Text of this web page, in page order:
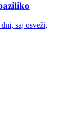
saj osveži,